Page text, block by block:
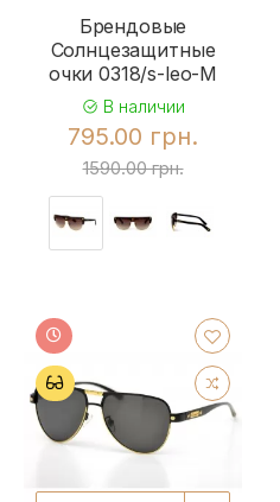
Брендовые
Солнцезащитные
очки 0318/s-leo-M
В наличии
795.00 грн.
1590.00 грн.